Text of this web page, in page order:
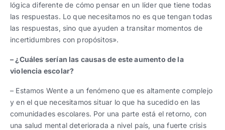
lógica diferente de cómo pensar en un líder que tiene todas
las respuestas. Lo que necesitamos no es que tengan todas
las respuestas, sino que ayuden a transitar momentos de
incertidumbres con propósitos».
– ¿Cuáles serían las causas de este aumento de la
violencia escolar?
– Estamos Wente a un fenómeno que es altamente complejo
y en el que necesitamos situar lo que ha sucedido en las
comunidades escolares. Por una parte está el retorno, con
una salud mental deteriorada a nivel país, una fuerte crisis